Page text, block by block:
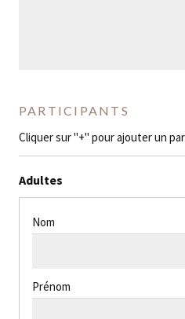
PARTICIPANTS
Cliquer sur "+" pour ajouter un
Adultes